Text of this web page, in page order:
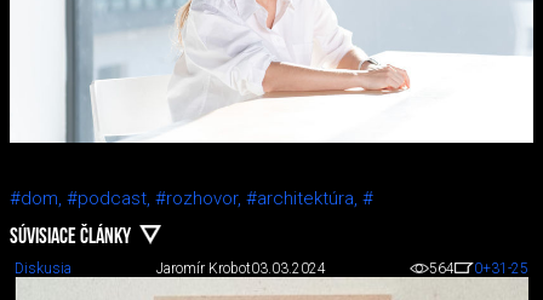
#dom, #podcast, #rozhovor, #architektúra, #
SÚVISIACE ČLÁNKY
Diskusia Jaromír Krobot03.03.2024 564 0+31 -25